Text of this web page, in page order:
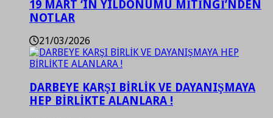
19 MART ‘IN YILDÖNÜMÜ MİTİNGİ’NDEN
NOTLAR
21/03/2026
DARBEYE KARŞI BİRLİK VE DAYANIŞMAYA
HEP BİRLİKTE ALANLARA !